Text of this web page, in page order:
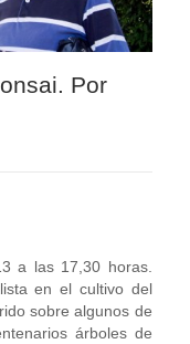
Por
a las 17,30 horas.
en el cultivo del
sobre algunos de
árboles de